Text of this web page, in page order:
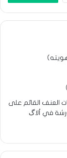
خدمات العنف القائم على
في ألاگ